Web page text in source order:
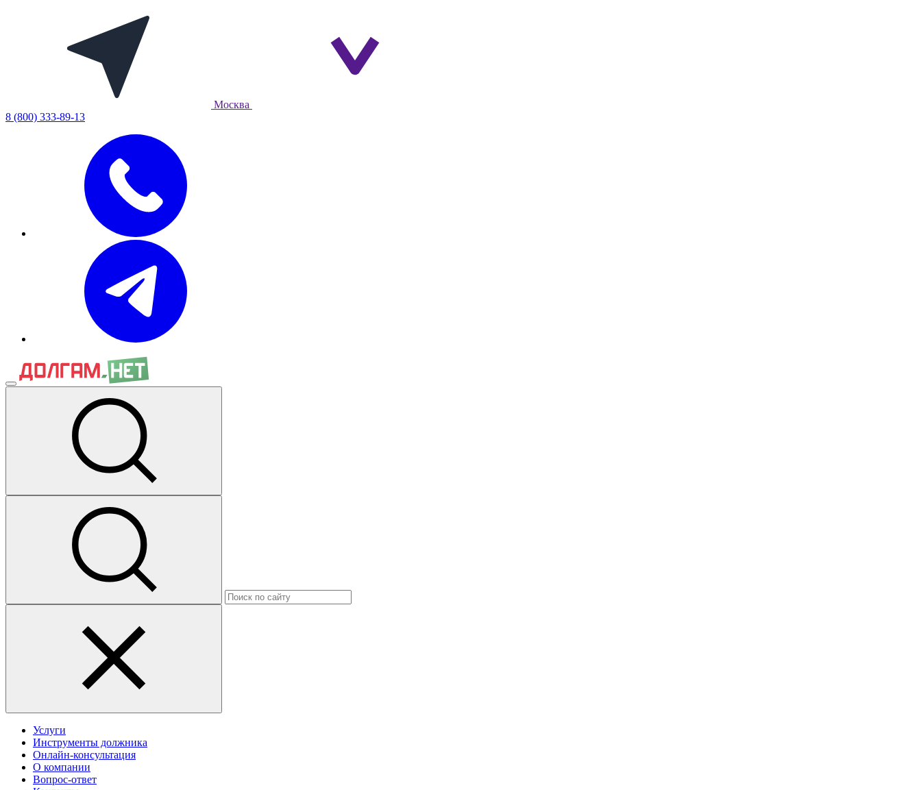
Москва
8 (800) 333-89-13
Услуги
Инструменты должника
Онлайн-консультация
О компании
Вопрос-ответ